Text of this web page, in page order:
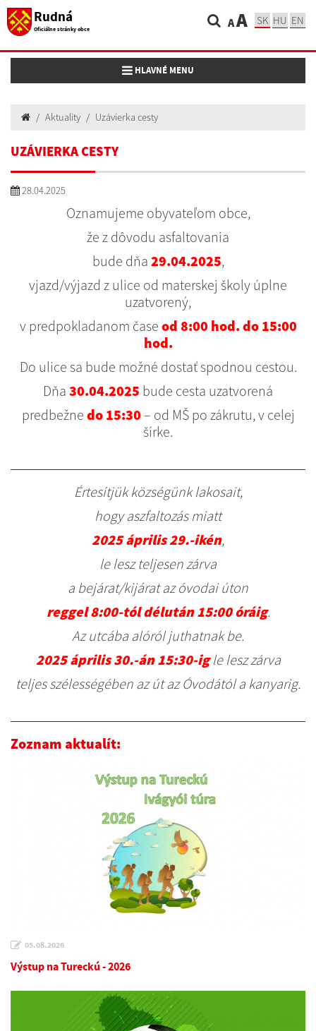
Rudná
Oficiálne stránky obce AA SK HU EN
Toggle navigation
HLAVNÉ MENU
Aktuality Uzávierka cesty
UZÁVIERKA CESTY
28.04.2025
Oznamujeme obyvateľom obce,
že z dôvodu asfaltovania
bude dňa 29.04.2025,
vjazd/výjazd z ulice od materskej školy úplne
uzatvorený,
v predpokladanom čase od 8:00 hod. do 15:00
hod.
Do ulice sa bude možné dostať spodnou cestou.
Dňa 30.04.2025 bude cesta uzatvorená
predbežne do 15:30 – od MŠ po zákrutu, v celej
šírke.
Értesítjük községünk lakosait,
hogy aszfaltozás miatt
2025 április 29.-ikén,
le lesz teljesen zárva
a bejárat/kijárat az óvodai úton
reggel 8:00-tól délután 15:00 óráig.
Az utcába alóról juthatnak be.
2025 április 30.-án 15:30-igle lesz zárva
teljes szélességében az út az Óvodától a kanyarig.
Zoznam aktualít:
05.08.2026
Výstup na Tureckú - 2026